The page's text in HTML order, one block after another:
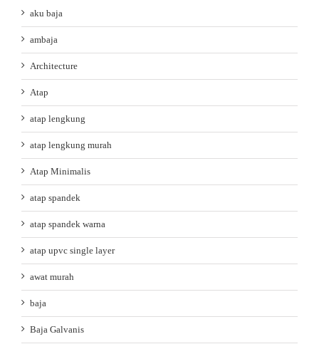
aku baja
ambaja
Architecture
Atap
atap lengkung
atap lengkung murah
Atap Minimalis
atap spandek
atap spandek warna
atap upvc single layer
awat murah
baja
Baja Galvanis